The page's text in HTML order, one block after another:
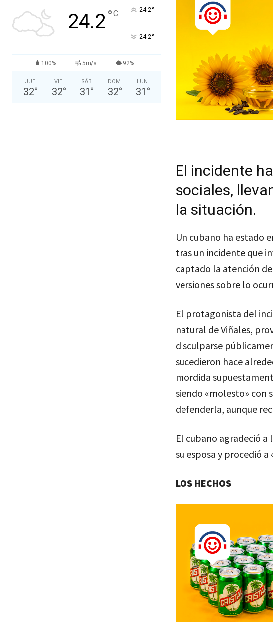
24.2°C 24.2°
24.2°
100% 5m/s 92%
JUE
32°
VIE
32°
SÁB
31 °
DOM
32°
LUN
31 °
El incidente
sociales,
la situación.
Un cubano ha estado
tras un incidente que
captado la atención
versiones sobre lo
El protagonista del
natural de Viñales,
disculparse
sucedieron hace
mordida
siendo «molesto» con
defenderla, aunque
El cubano agradeció a
su esposa y procedió a
LOS HECHOS